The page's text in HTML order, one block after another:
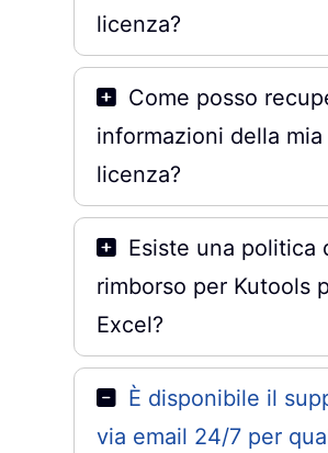
licenza?
Come posso
informazioni della mia
licenza?
Esiste una politica
rimborso per Kutools
Excel?
È disponibile il
via email 24/7 per